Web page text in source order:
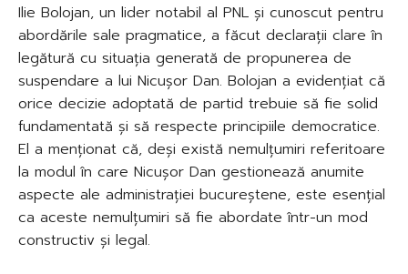
Ilie Bolojan, un lider notabil al PNL și cunoscut pentru
abordările sale pragmatice, a făcut declarații clare în
legătură cu situația generată de propunerea de
suspendare a lui Nicușor Dan. Bolojan a evidențiat că
orice decizie adoptată de partid trebuie să fie solid
fundamentată și să respecte principiile democratice.
El a menționat că, deși există nemulțumiri referitoare
la modul în care Nicușor Dan gestionează anumite
aspecte ale administrației bucureștene, este esențial
ca aceste nemulțumiri să fie abordate într-un mod
constructiv și legal.